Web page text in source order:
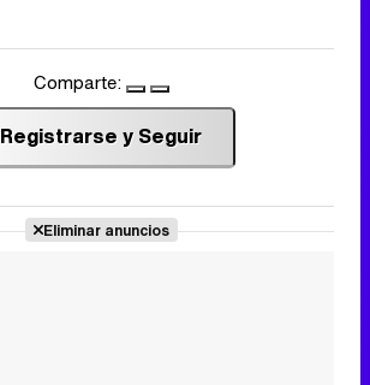
Comparte:
Registrarse y Seguir
Eliminar anuncios